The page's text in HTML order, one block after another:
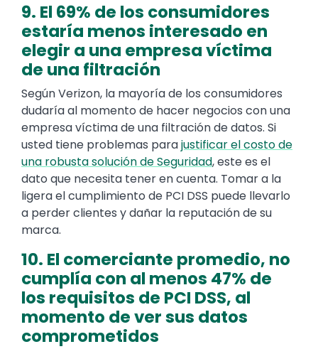
9. El 69% de los consumidores
estaría menos interesado en
elegir a una empresa víctima
de una filtración
Según Verizon, la mayoría de los consumidores
dudaría al momento de hacer negocios con una
empresa víctima de una filtración de datos. Si
usted tiene problemas parajustificar el costo de
una robusta solución de Seguridad, este es el
dato que necesita tener en cuenta. Tomar a la
ligera el cumplimiento de PCI DSS puede llevarlo
a perder clientes y dañar la reputación de su
marca.
10. El comerciante promedio, no
cumplía con al menos 47% de
los requisitos de PCI DSS, al
momento de ver sus datos
comprometidos